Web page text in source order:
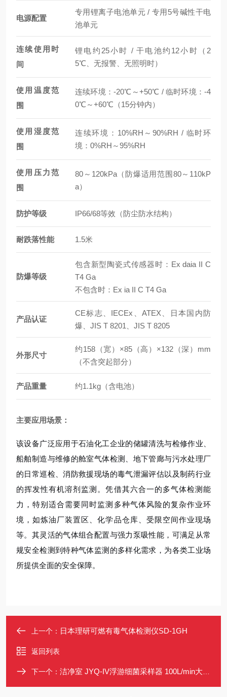
电源配置
专用锂离子电池单元 / 专用5号碱性干电
池单元
连续使用时
间
锂电约25小时 / 干电池约12小时（2
5℃、无报警、无照明时）
使用温度范
围
连续环境：-20℃～+50℃ / 临时环境：-4
0℃～+60℃（15分钟内）
使用湿度范
围
连续环境：10%RH～90%RH / 临时环
境：0%RH～95%RH
使用压力范
围
80～120kPa（防爆适用范围80～110kP
a）
防护等级 IP66/68等效（防尘防水结构）
耐跌落性能 1.5米
防爆等级
包含新型陶瓷式传感器时：Ex daia II C
T4 Ga
不包含时：Ex ia II C T4 Ga
产品认证
CE标志、IECEx、ATEX、日本国内防
爆、JIS T 8201、JIS T 8205
外形尺寸
约158（宽）×85（高）×132（深）mm
（不含突起部分）
产品重量 约1.1kg（含电池）
主要应用场景：
该设备广泛应用于石油化工企业的储罐清洗与检修作业、
船舶制造与维修的舱室气体检测、地下管廊与污水处理厂
的日常巡检、消防救援现场的毒气泄漏评估以及制药行业
的挥发性有机溶剂监测。凭借其六合一的多气体检测能
力，特别适合需要同时监测多种气体风险的复杂作业环
境，如炼油厂装置区、化学品仓库、受限空间作业现场
等。其灵活的气体组合配置与强力泵吸性能，可满足从常
规安全检测到特种气体监测的多样化需求，为各类工业场
所提供全面的安全保障。
上一个： 日本理研可燃有毒气体检测仪SD-1GH
返回列表
下一个： 洁净室 JYQ-IV浮游细菌采样器 100L/min大流量 空气微生物尘菌检测仪